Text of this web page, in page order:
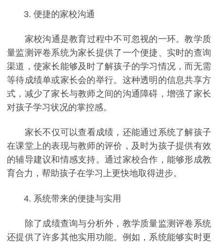
3. 便捷的家校沟通
家校沟通是教育过程中不可忽视的一环。教学质
量监测评卷系统为家长提供了一个便捷、实时的查询
渠道，使家长能够及时了解孩子的学习情况，而无需
等待成绩单或家长会的举行。这种透明的信息共享方
式，减少了家长与教师之间的沟通障碍，增强了家长
对孩子学习状况的掌控感。
家长不仅可以查看成绩，还能通过系统了解孩子
在课堂上的表现与教师的评价，及时为孩子提供有效
的辅导建议和情感支持。通过家校合作，能够形成教
育合力，帮助孩子在学习上更快地取得进步。
4. 系统带来的便捷与实用
除了成绩查询与分析外，教学质量监测评卷系统
还提供了许多其他实用功能。例如，系统能够实时更